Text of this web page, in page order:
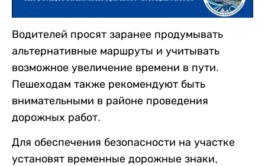
Водителей просят заранее продумывать
альтернативные маршруты и учитывать
возможное увеличение времени в пути.
Пешеходам также рекомендуют быть
внимательными в районе проведения
дорожных работ.
Для обеспечения безопасности на участке
установят временные дорожные знаки,